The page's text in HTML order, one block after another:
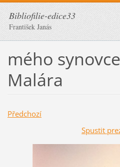
Bibliofilie-edice33
František Janás
mého
Malára
Předchozí
Spustit